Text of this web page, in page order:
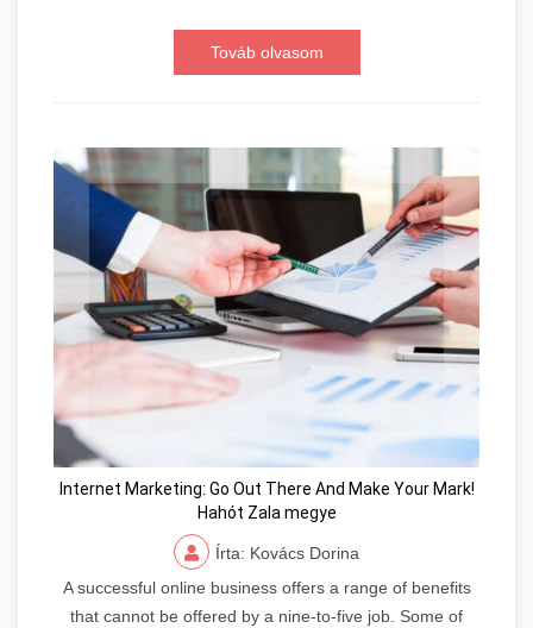
Továb olvasom
Internet Marketing: Go Out There And Make Your Mark!
Hahót Zala megye
Írta: Kovács Dorina
A successful online business offers a range of benefits
that cannot be offered by a nine-to-five job. Some of